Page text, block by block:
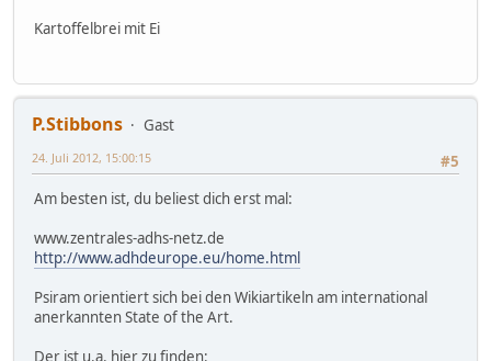
Kartoffelbrei mit Ei
P.Stibbons
Gast
#5
24. Juli 2012, 15:00:15
Am besten ist, du beliest dich erst mal:
www.zentrales-adhs-netz.de
http://www.adhdeurope.eu/home.html
Psiram orientiert sich bei den Wikiartikeln am international
anerkannten State of the Art.
Der ist u.a. hier zu finden: